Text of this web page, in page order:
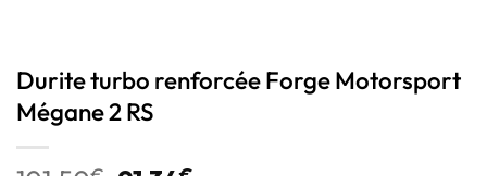
Durite turbo renforcée Forge Motorsport
Mégane 2 RS